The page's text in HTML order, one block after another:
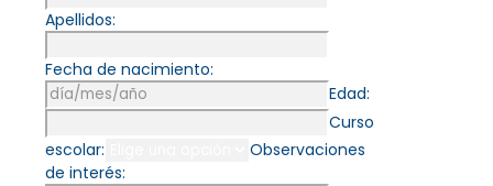
Apellidos:
Fecha de nacimiento:
Edad:
Curso
escolar:
Observaciones
de interés: